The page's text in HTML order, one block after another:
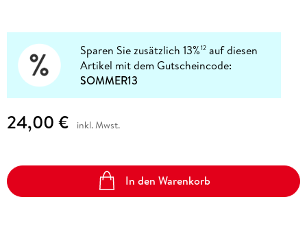
Sparen Sie zusätzlich 13%12 auf diesen
Artikel mit dem Gutscheincode:
SOMMER13
24,00 € inkl. Mwst.
In den Warenkorb